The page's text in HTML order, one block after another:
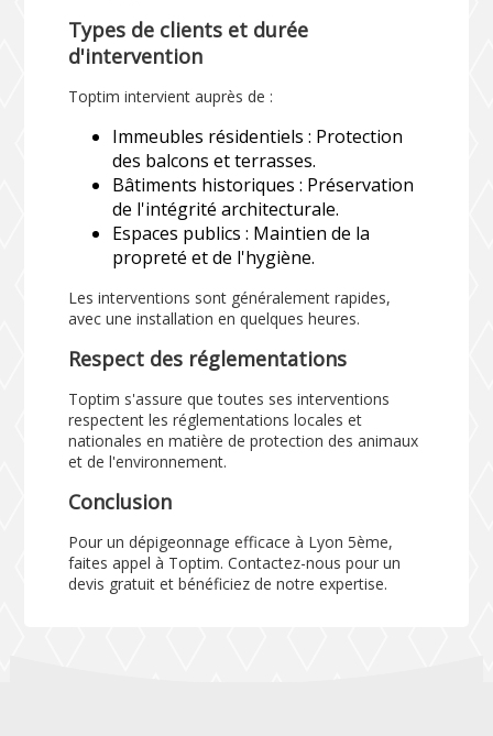
Types de clients et durée
d'intervention
Toptim intervient auprès de :
Immeubles résidentiels : Protection
des balcons et terrasses.
Bâtiments historiques : Préservation
de l'intégrité architecturale.
Espaces publics : Maintien de la
propreté et de l'hygiène.
Les interventions sont généralement rapides,
avec une installation en quelques heures.
Respect des réglementations
Toptim s'assure que toutes ses interventions
respectent les réglementations locales et
nationales en matière de protection des animaux
et de l'environnement.
Conclusion
Pour un dépigeonnage efficace à Lyon 5ème,
faites appel à Toptim. Contactez-nous pour un
devis gratuit et bénéficiez de notre expertise.